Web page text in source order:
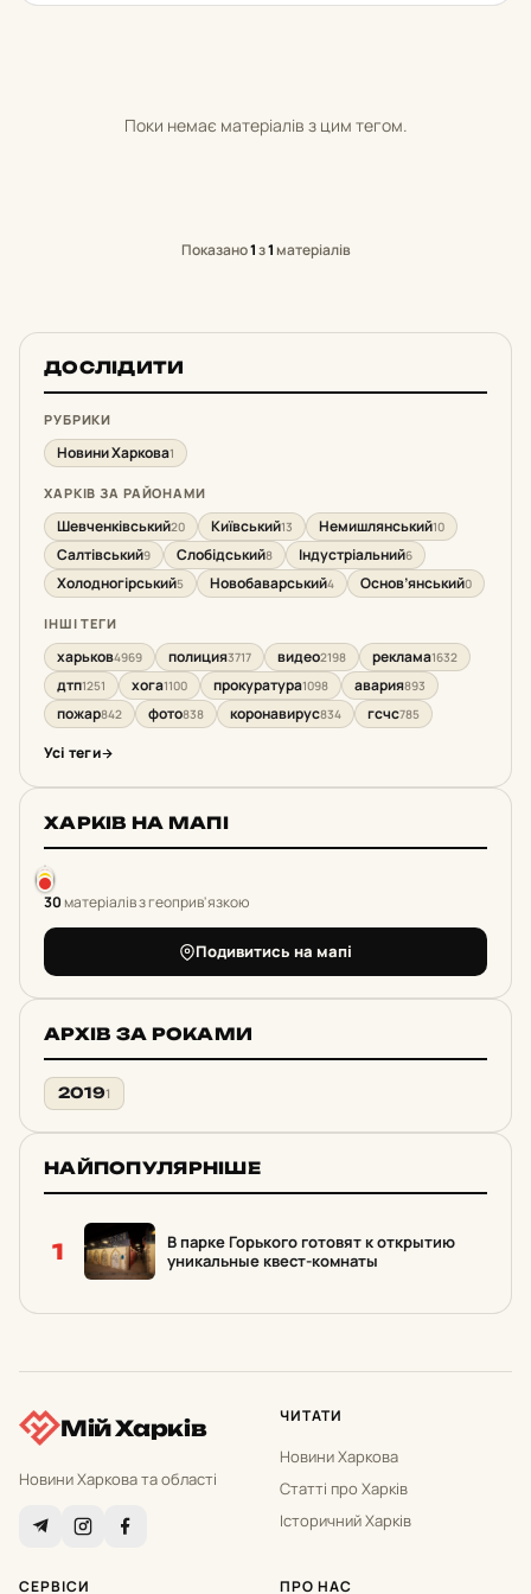
Поки немає матеріалів з цим тегом.
Показано1з1матеріалів
ДОСЛІДИТИ
РУБРИКИ
Новини Харкова1
ХАРКІВ ЗА РАЙОНАМИ
Шевченківський20 Київський13 Немишлянський10
Салтівський9 Слобідський8 Індустріальний6
Холодногірський5 Новобаварський4 Основ’янський0
ІНШІ ТЕГИ
харьков4969 полиция3717 видео2198 реклама1632
дтп1251 хога1100 прокуратура1098 авария893
пожар842 фото838 коронавирус834 гсчс785
Усі теги
ХАРКІВ НА МАПІ
30матеріалів з геоприв'язкою
Подивитись на мапі
АРХІВ ЗА РОКАМИ
20191
НАЙПОПУЛЯРНІШЕ
1
В парке Горького готовят к открытию
уникальные квест-комнаты
Мій Харків
Новини Харкова та області
ЧИТАТИ
Новини Харкова
Статті про Харків
Історичний Харків
СЕРВІСИ ПРО НАС